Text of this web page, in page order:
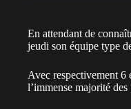
En attendant de
jeudi son équipe type
Avec respectivement
l’immense majorité